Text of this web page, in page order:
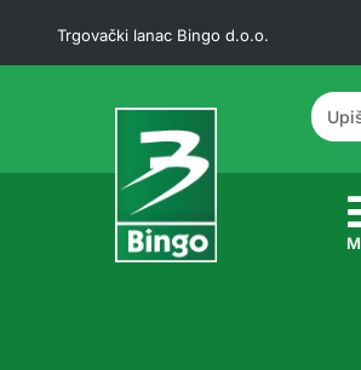
Trgovački lanac Bingo d.o.o.